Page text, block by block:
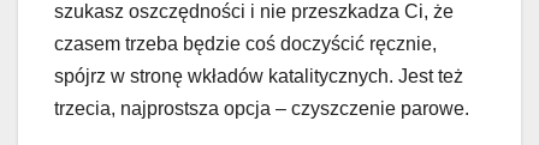
szukasz oszczędności i nie przeszkadza Ci, że
czasem trzeba będzie coś doczyścić ręcznie,
spójrz w stronę wkładów katalitycznych. Jest też
trzecia, najprostsza opcja – czyszczenie parowe.